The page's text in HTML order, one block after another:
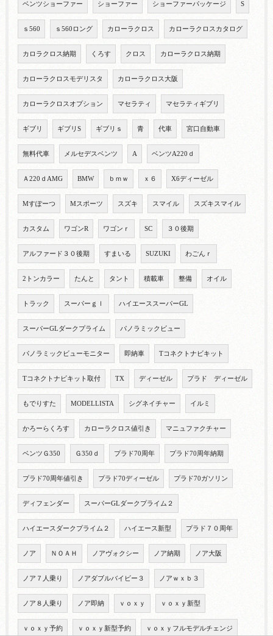
ベンツショーファー ショーファー ショーファーパッケージ S
ｓ560 ｓ560ロング カローラクロス カローラクロスカタログ
カロラクロス納期 くろす クロス カローラクロス納期
カローラクロスモデリスタ カローラクロス大阪
カローラクロスオプション マセラティ マセラティギブリ
ギブリ ギブリS ギブリｓ 青 代車 宮口自動車
無料代車 メルセデスベンツ A ベンツA220ｄ
Ａ220ｄAMG BMW ｂｍｗ ｘ６ X6ディーゼル
Mすぽーつ Mスポーツ スズキ スマイル スズキスマイル
カスタム ワゴンR ワゴンｒ SC ３０後期
アルファード３０後期 すまいる SUZUKI わごんｒ
2トンカラー たんと タント 積載車 整備 オイル
トラック スーパーｇｌ ハイエーススーパーGL
スーパーGLダークプライム パノラミックビュー
パノラミックビューモニター 即納車 Tコネクトナビキット
Tコネクトナビキット取付 TX ディーゼル プラド ディーゼル
もでりすた MODELLISTA シグネイチャー イルミ
かろーらくろす カローラクロス値引き マニュファクチャー
ベンツＧ350 Ｇ350ｄ プラド70周年 プラド70周年納期
プラド70周年値引き プラド70ディーゼル プラド70ガソリン
ディフェンダー スーパーGLダークプライム２
ハイエースダークプライム２ ハイエース新型 プラド７０周年
ノア ＮＯＡＨ ノアヴォクシー ノア納期 ノア大阪
ノア７人乗り ノアダブルバイビー３ ノアｗｘｂ３
ノア８人乗り ノア即納 ｖｏｘｙ ｖｏｘｙ新型
ｖｏｘｙ予約 ｖｏｘｙ新型予約 ｖｏｘｙフルモデルチェンジ